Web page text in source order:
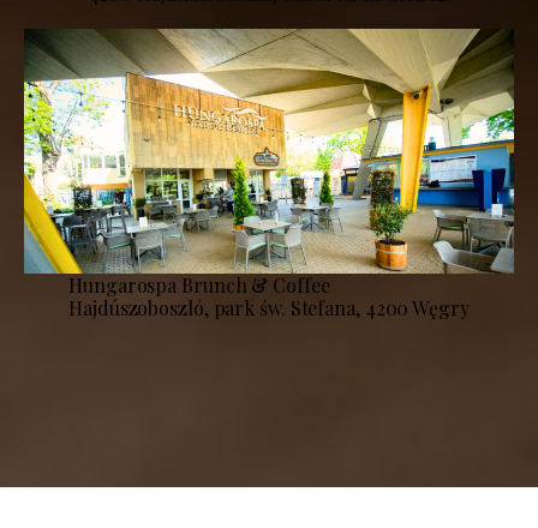
Hungarospa Brunch & Coffee
Hajdúszoboszló, park św. Stefana, 4200 Węgry